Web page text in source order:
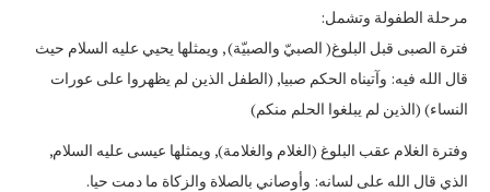
مرحلة الطفولة وتشمل:
فترة الصبى قبل البلوغ( الصبيّ والصبيّة) , ويمثلها يحيي عليه السلام حيث
قال الله فيه: وآتيناه الحكم صبيا, (الطفل الذين لم يظهروا على عورات
النساء) (الذين لم يبلغوا الحلم منكم)
وفترة الغلام عقب البلوغ (الغلام والغلامة), ويمثلها عيسى عليه السلام,
الذي قال الله على لسانه: وأوصاني بالصلاة والزكاة ما دمت حيا.